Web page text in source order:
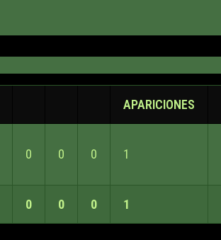
APARICIONES
0 0 0 1
0 0 0 1